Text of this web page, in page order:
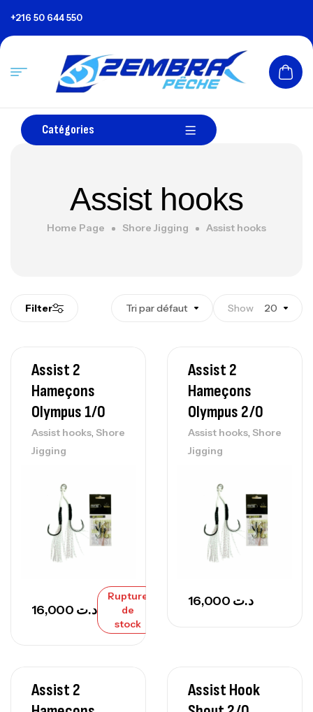
+216 50 644 550
Catégories
Assist hooks
Home Page Shore Jigging Assist hooks
Filter Tri par défaut Show 20
Assist 2
Hameçons
Olympus 1/0
Assist hooks, Shore
Jigging
د.ت
Rupture
de
stock
Assist 2
Hameçons
Olympus 2/0
Assist hooks, Shore
Jigging
د.ت
Assist 2
Assist Hook